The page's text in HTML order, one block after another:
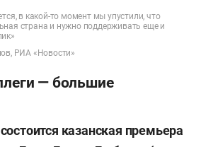
в какой-то момент мы упустили, что
страна и нужно поддерживать еще и
РИА «Новости»
— большие
казанская премьера